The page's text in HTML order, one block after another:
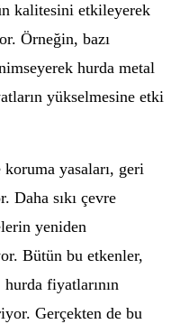
kalitesini etkileyerek
Örneğin, bazı
hurda metal
yükselmesine etki
koruma yasaları, geri
Daha sıkı çevre
yeniden
Bütün bu etkenler,
hurda fiyatlarının
Gerçekten de bu